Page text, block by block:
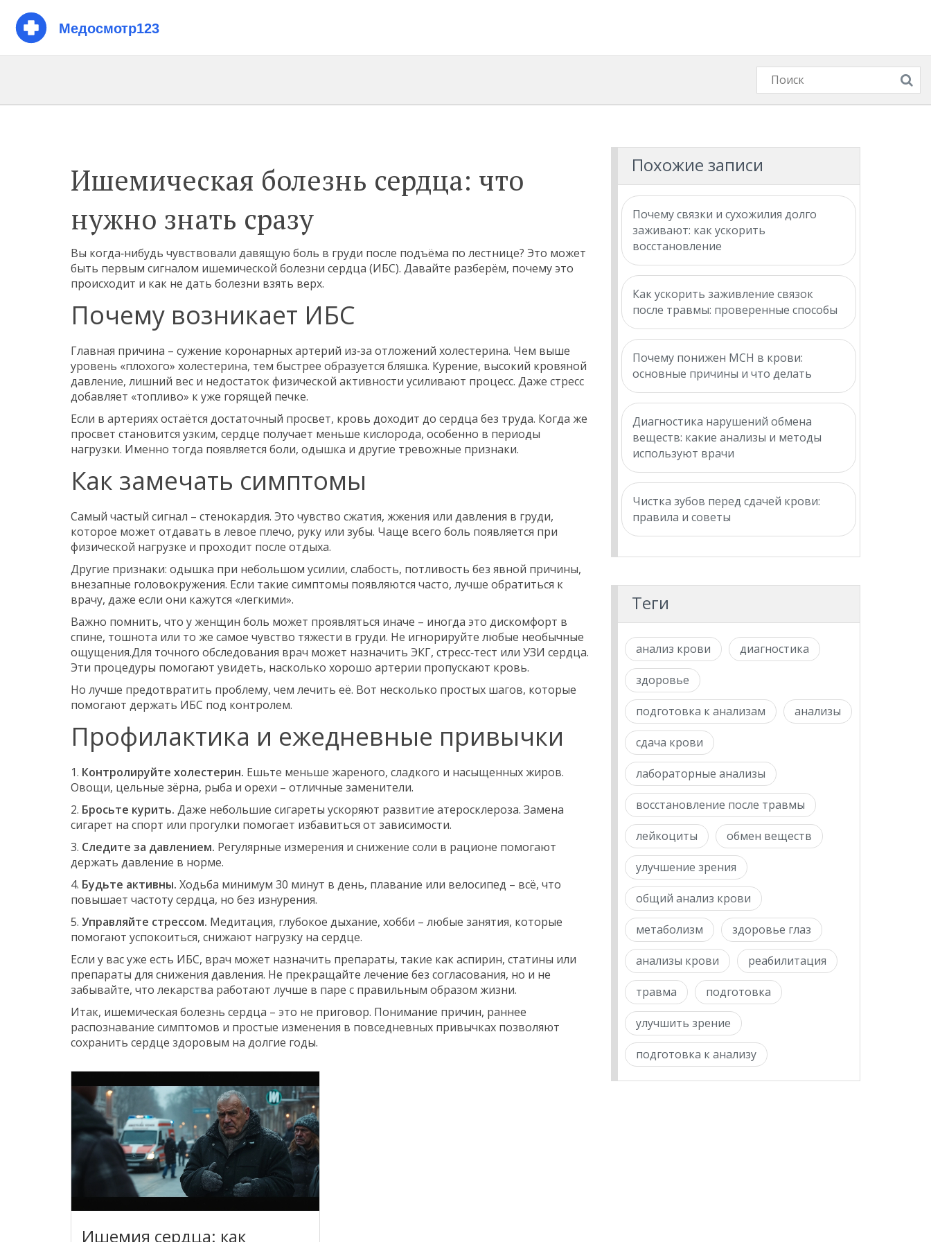
Ишемическая болезнь сердца: что
нужно знать сразу
Вы когда‑нибудь чувствовали давящую боль в груди после подъёма по лестнице? Это может
быть первым сигналом ишемической болезни сердца (ИБС). Давайте разберём, почему это
происходит и как не дать болезни взять верх.
Почему возникает ИБС
Главная причина – сужение коронарных артерий из‑за отложений холестерина. Чем выше
уровень «плохого» холестерина, тем быстрее образуется бляшка. Курение, высокий кровяной
давление, лишний вес и недостаток физической активности усиливают процесс. Даже стресс
добавляет «топливо» к уже горящей печке.
Если в артериях остаётся достаточный просвет, кровь доходит до сердца без труда. Когда же
просвет становится узким, сердце получает меньше кислорода, особенно в периоды
нагрузки. Именно тогда появляется боли, одышка и другие тревожные признаки.
Как замечать симптомы
Самый частый сигнал – стенокардия. Это чувство сжатия, жжения или давления в груди,
которое может отдавать в левое плечо, руку или зубы. Чаще всего боль появляется при
физической нагрузке и проходит после отдыха.
Другие признаки: одышка при небольшом усилии, слабость, потливость без явной причины,
внезапные головокружения. Если такие симптомы появляются часто, лучше обратиться к
врачу, даже если они кажутся «легкими».
Важно помнить, что у женщин боль может проявляться иначе – иногда это дискомфорт в
спине, тошнота или то же самое чувство тяжести в груди. Не игнорируйте любые необычные
ощущения.Для точного обследования врач может назначить ЭКГ, стресс‑тест или УЗИ сердца.
Эти процедуры помогают увидеть, насколько хорошо артерии пропускают кровь.
Но лучше предотвратить проблему, чем лечить её. Вот несколько простых шагов, которые
помогают держать ИБС под контролем.
Профилактика и ежедневные привычки
1. Контролируйте холестерин. Ешьте меньше жареного, сладкого и насыщенных жиров.
Овощи, цельные зёрна, рыба и орехи – отличные заменители.
2. Бросьте курить. Даже небольшие сигареты ускоряют развитие атеросклероза. Замена
сигарет на спорт или прогулки помогает избавиться от зависимости.
3. Следите за давлением. Регулярные измерения и снижение соли в рационе помогают
держать давление в норме.
4. Будьте активны. Ходьба минимум 30 минут в день, плавание или велосипед – всё, что
повышает частоту сердца, но без изнурения.
5. Управляйте стрессом. Медитация, глубокое дыхание, хобби – любые занятия, которые
помогают успокоиться, снижают нагрузку на сердце.
Если у вас уже есть ИБС, врач может назначить препараты, такие как аспирин, статины или
препараты для снижения давления. Не прекращайте лечение без согласования, но и не
забывайте, что лекарства работают лучше в паре с правильным образом жизни.
Итак, ишемическая болезнь сердца – это не приговор. Понимание причин, раннее
распознавание симптомов и простые изменения в повседневных привычках позволяют
сохранить сердце здоровым на долгие годы.
Ишемия сердца: как
Похожие записи
Почему связки и сухожилия долго
заживают: как ускорить
восстановление
Как ускорить заживление связок
после травмы: проверенные способы
Почему понижен MCH в крови:
основные причины и что делать
Диагностика нарушений обмена
веществ: какие анализы и методы
используют врачи
Чистка зубов перед сдачей крови:
правила и советы
Теги
анализ крови диагностика
здоровье
подготовка к анализам анализы
сдача крови
лабораторные анализы
восстановление после травмы
лейкоциты обмен веществ
улучшение зрения
общий анализ крови
метаболизм здоровье глаз
анализы крови реабилитация
травма подготовка
улучшить зрение
подготовка к анализу